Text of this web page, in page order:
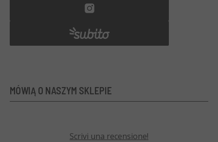
MÓWIĄ O NASZYM SKLEPIE
Scrivi una recensione!